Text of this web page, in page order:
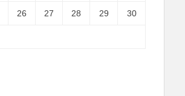
26 27 28 29 30